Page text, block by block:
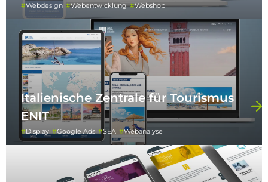
Webdesign
Webentwicklung Webshop
Italienische Zentrale für Tourismus
ENIT
Display Google Ads SEA Webanalyse